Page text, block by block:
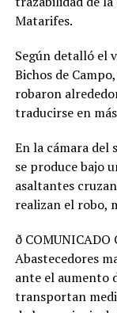
Matarifes.
Según detalló el
Bichos de
robaron
traducirse en
En la cámara del
se produce bajo
asaltantes
realizan el robo,
ð COMUNICADO
Abastecedores
ante el aumento
transportan